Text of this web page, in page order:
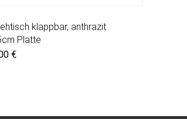
klappbar, anthrazit
Platte
€